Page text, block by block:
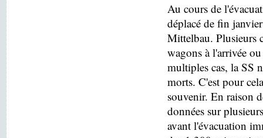
Au cours de
déplacé de fin
Mittelbau. Plusieurs
wagons à l'arrivée
multiples cas, la SS
morts. C'est pour
souvenir. En raison
données sur
avant l'évacuation